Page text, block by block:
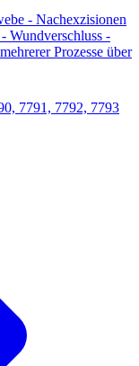
- Nachexzisionen
Wundverschluss -
Prozesse über
7791, 7792, 7793